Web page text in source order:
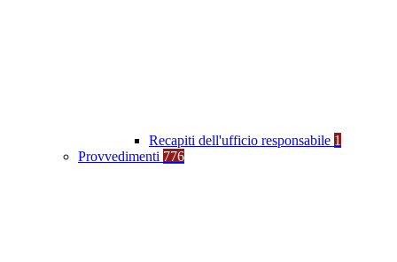
Recapiti dell'ufficio responsabile 1
Provvedimenti 776